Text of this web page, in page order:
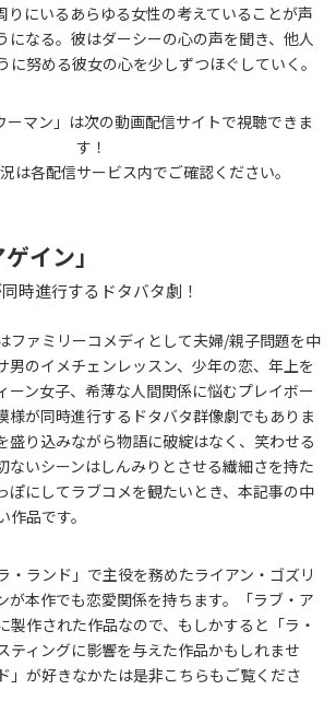
りにいるあらゆる女性の考えていることが声
になる。彼はダーシーの心の声を聞き、他人
に努める彼女の心を少しずつほぐしていく。
ーマン」は次の動画配信サイトで視聴できま
す！
は各配信サービス内でご確認ください。
イン」
時進行するドタバタ劇！
ファミリーコメディとして夫婦/親子問題を中
男のイメチェンレッスン、少年の恋、年上を
ーン女子、希薄な人間関係に悩むプレイボー
様が同時進行するドタバタ群像劇でもありま
盛り込みながら物語に破綻はなく、笑わせる
ないシーンはしんみりとさせる繊細さを持た
ぽにしてラブコメを観たいとき、本記事の中
品です。
・ランド」で主役を務めたライアン・ゴズリ
が本作でも恋愛関係を持ちます。「ラブ・ア
製作された作品なので、もしかすると「ラ・
ティングに影響を与えた作品かもしれませ
」が好きなかたは是非こちらもご覧くださ